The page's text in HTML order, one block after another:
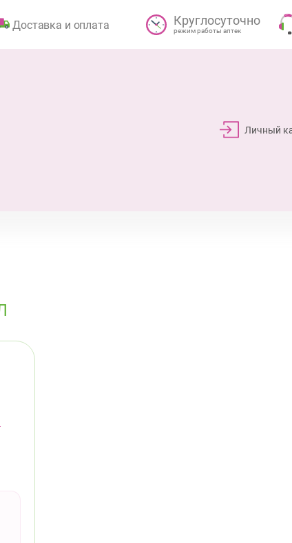
Доставка и оплата Круглосуточно
режим работы аптек
Личный